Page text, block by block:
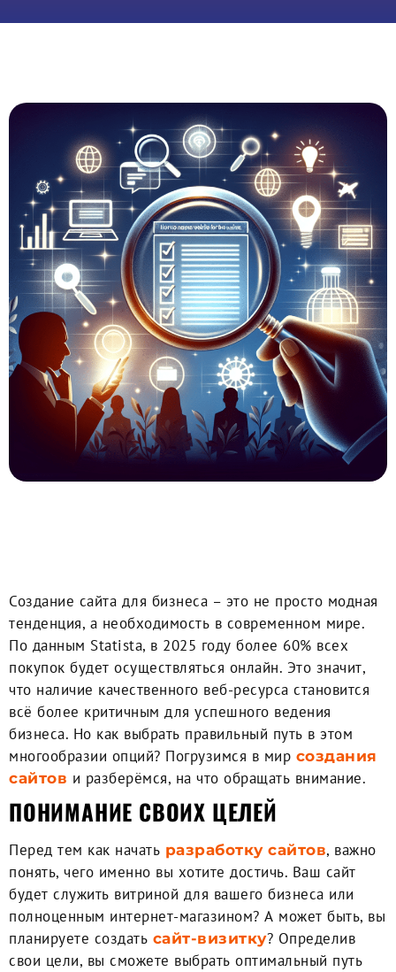
Создание сайта для бизнеса – это не просто модная
тенденция, а необходимость в современном мире.
По данным Statista, в 2025 году более 60% всех
покупок будет осуществляться онлайн. Это значит,
что наличие качественного веб-ресурса становится
всё более критичным для успешного ведения
бизнеса. Но как выбрать правильный путь в этом
многообразии опций? Погрузимся в мир создания
сайтов и разберёмся, на что обращать внимание.
ПОНИМАНИЕ СВОИХ ЦЕЛЕЙ
Перед тем как начать разработку сайтов, важно
понять, чего именно вы хотите достичь. Ваш сайт
будет служить витриной для вашего бизнеса или
полноценным интернет-магазином? А может быть, вы
планируете создать сайт-визитку? Определив
свои цели, вы сможете выбрать оптимальный путь